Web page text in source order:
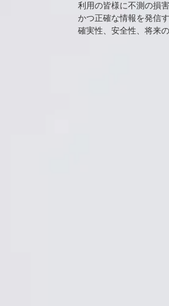
利用の皆様に不測の損
かつ正確な情報を発信
確実性、安全性、将来